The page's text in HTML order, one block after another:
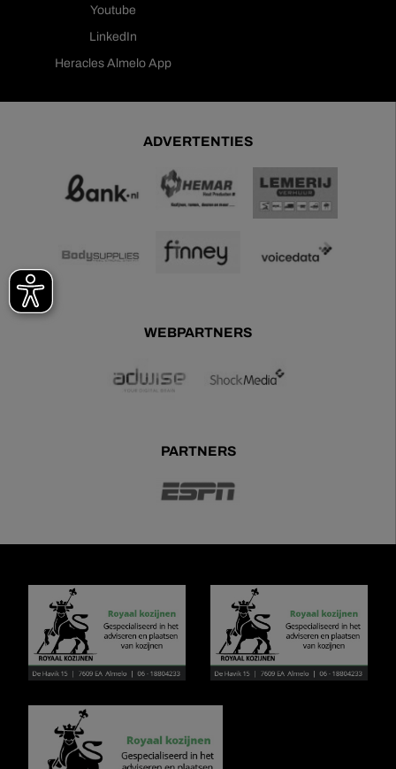
Youtube
LinkedIn
Heracles Almelo App
ADVERTENTIES
WEBPARTNERS
PARTNERS